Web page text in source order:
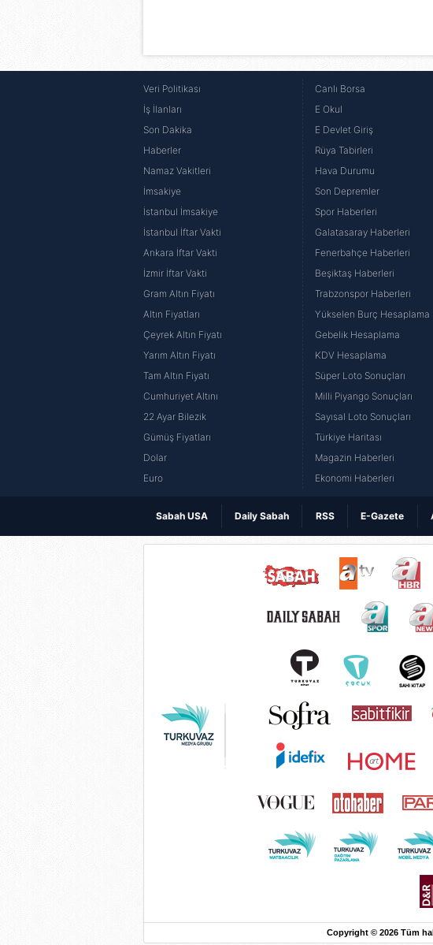
Veri Politikası
İş İlanları
Son Dakika
Haberler
Namaz Vakitleri
İmsakiye
İstanbul İmsakiye
İstanbul İftar Vakti
Ankara İftar Vakti
İzmir İftar Vakti
Gram Altın Fiyatı
Altın Fiyatları
Çeyrek Altın Fiyatı
Yarım Altın Fiyatı
Tam Altın Fiyatı
Cumhuriyet Altını
22 Ayar Bilezik
Gümüş Fiyatları
Dolar
Euro
Canlı Borsa
E Okul
E Devlet Giriş
Rüya Tabirleri
Hava Durumu
Son Depremler
Spor Haberleri
Galatasaray Haberleri
Fenerbahçe Haberleri
Beşiktaş Haberleri
Trabzonspor Haberleri
Yükselen Burç Hesaplama
Gebelik Hesaplama
KDV Hesaplama
Süper Loto Sonuçları
Milli Piyango Sonuçları
Sayısal Loto Sonuçları
Türkiye Haritası
Magazin Haberleri
Ekonomi Haberleri
Sabah USA Daily Sabah RSS E-Gazete
Copyright © 2026 Tüm